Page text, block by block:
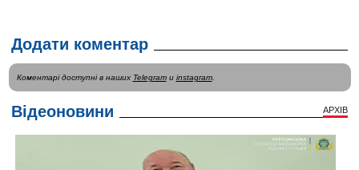
Додати коментар
Коментарі доступні в наших Telegramи instagram.
Відеоновини АРХІВ